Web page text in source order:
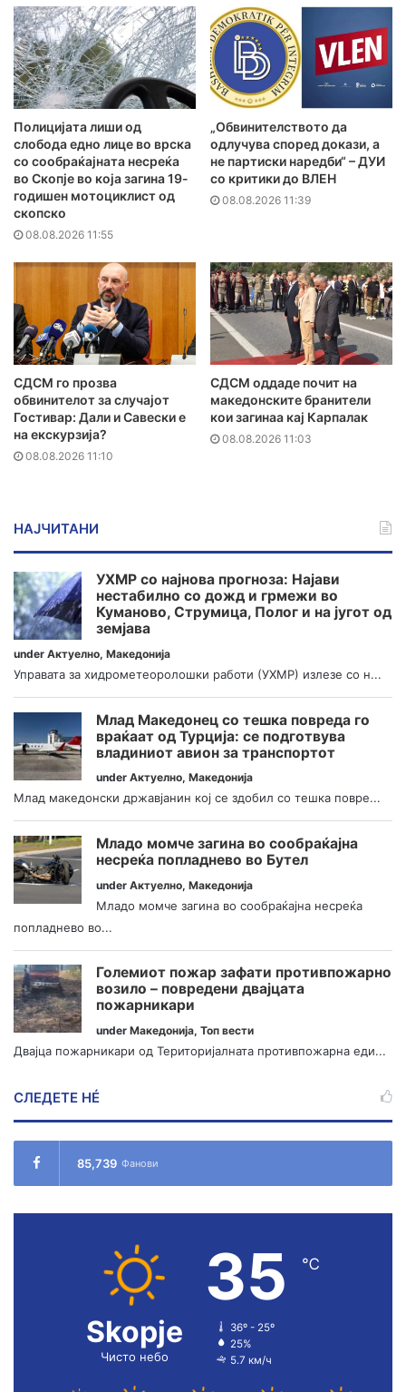
Полицијата лиши од
слобода едно лице во врска
со сообраќајната несреќа
во Скопје во која загина 19-
годишен мотоциклист од
скопско
08.08.2026 11:55
„Обвинителството да
одлучува според докази, а
не партиски наредби“ – ДУИ
со критики до ВЛЕН
08.08.2026 11:39
СДСМ го прозва
обвинителот за случајот
Гостивар: Дали и Савески е
на екскурзија?
08.08.2026 11:10
СДСМ оддаде почит на
македонските бранители
кои загинаа кај Карпалак
08.08.2026 11:03
НАЈЧИТАНИ
УХМР со најнова прогноза: Најави
нестабилно со дожд и грмежи во
Куманово, Струмица, Полог и на југот од
земјава
under Актуелно, Македонија
Управата за хидрометеоролошки работи (УХМР) излезе со н...
Млад Македонец со тешка повреда го
враќаат од Турција: се подготвува
владиниот авион за транспортот
under Актуелно, Македонија
Млад македонски државјанин кој се здобил со тешка повре...
Младо момче загина во сообраќајна
несреќа попладнево во Бутел
under Актуелно, Македонија
Младо момче загина во сообраќајна несреќа
попладнево во...
Големиот пожар зафати противпожарно
возило – повредени двајцата
пожарникари
under Македонија, Топ вести
Двајца пожарникари од Територијалната противпожарна еди...
СЛЕДЕТЕ НÉ
85,739 Фанови
Skopje
Чисто небо
35 ℃
36º - 25º
25%
5.7 км/ч